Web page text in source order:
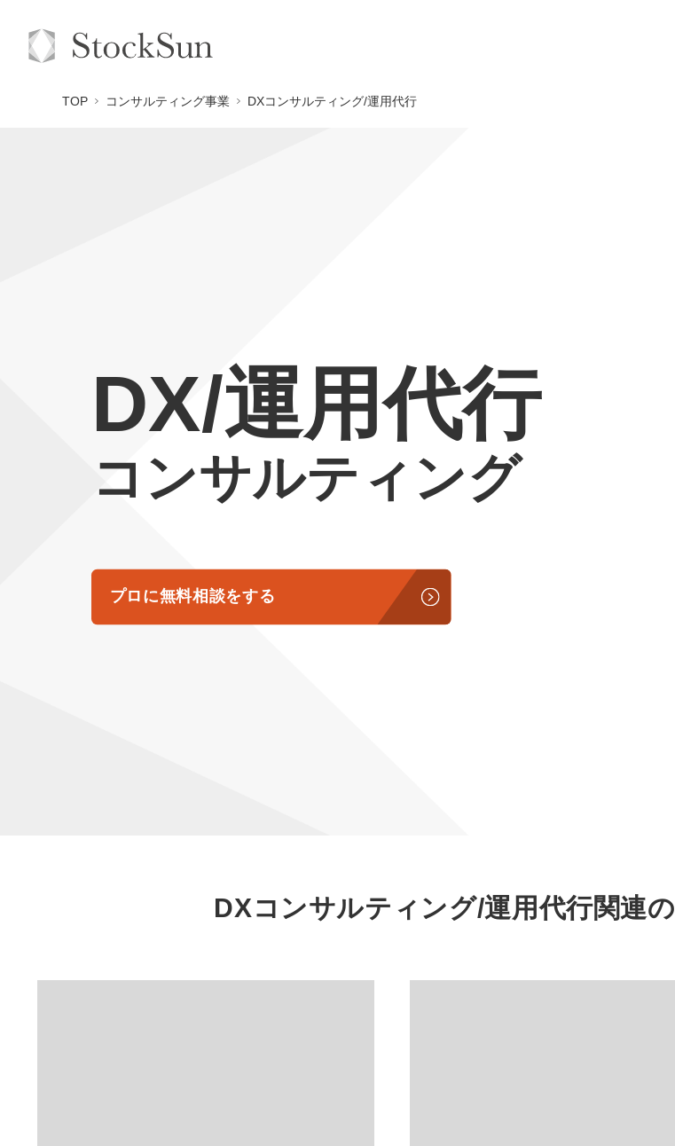
料金表
会社概要・役員紹介
ミッション・ビジョン・バリュー
取締役メッセージ（株本祐己）
業務委託
認定パートナー
常勤監査役
募集要項一覧
TOP コンサルティング事業 DXコンサルティング/運用代行
DX/運用代行
コンサルティング
プロに無料相談をする
DXコンサルティング/運用代行関連の